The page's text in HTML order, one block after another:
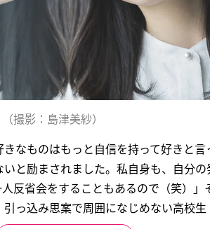
（撮影：島津美紗）
なものはもっと自信を持って好きと
と励まされました。私自身も、自分
反省会をすることもあるので（笑）
っ込み思案で周囲になじめない高校生